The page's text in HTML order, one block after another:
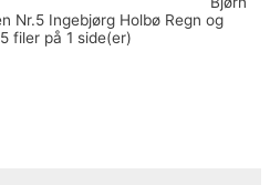
Nr.5 Ingebjørg Holbø Regn og
filer på 1 side(er)